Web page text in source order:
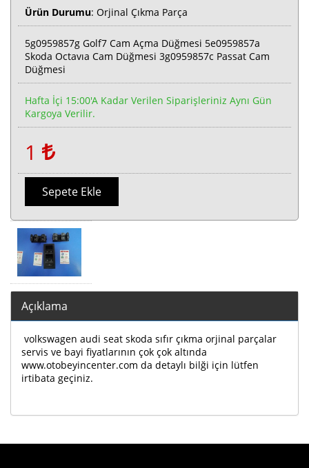
Ürün Durumu: Orjinal Çıkma Parça
5g0959857g Golf7 Cam Açma Düğmesi 5e0959857a
Skoda Octavıa Cam Düğmesi 3g0959857c Passat Cam
Düğmesi
Hafta İçi 15:00'a Kadar Verilen Siparişleriniz Aynı Gün
Kargoya Verilir.
1
Sepete Ekle
Açıklama
volkswagen audi seat skoda sıfır çıkma orjinal parçalar
servis ve bayi fiyatlarının çok çok altında
www.otobeyincenter.com da detaylı bilği için lütfen
irtibata geçiniz.